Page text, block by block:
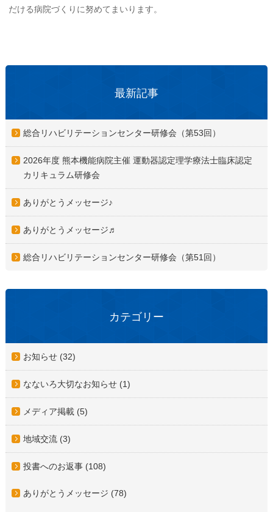
だける病院づくりに努めてまいります。
最新記事
総合リハビリテーションセンター研修会（第53回）
2026年度 熊本機能病院主催 運動器認定理学療法士臨床認定
カリキュラム研修会
ありがとうメッセージ♪
ありがとうメッセージ♬
総合リハビリテーションセンター研修会（第51回）
カテゴリー
お知らせ (32)
なないろ大切なお知らせ (1)
メディア掲載 (5)
地域交流 (3)
投書へのお返事 (108)
ありがとうメッセージ (78)